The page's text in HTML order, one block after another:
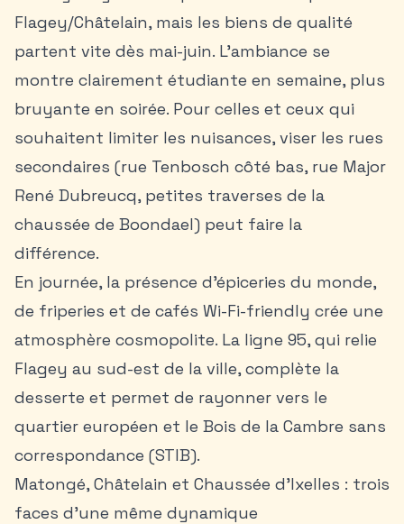
Flagey/Châtelain, mais les biens de qualité
partent vite dès mai-juin. L’ambiance se
montre clairement étudiante en semaine, plus
bruyante en soirée. Pour celles et ceux qui
souhaitent limiter les nuisances, viser les rues
secondaires (rue Tenbosch côté bas, rue Major
René Dubreucq, petites traverses de la
chaussée de Boondael) peut faire la
différence.
En journée, la présence d’épiceries du monde,
de friperies et de cafés Wi-Fi-friendly crée une
atmosphère cosmopolite. La ligne 95, qui relie
Flagey au sud-est de la ville, complète la
desserte et permet de rayonner vers le
quartier européen et le Bois de la Cambre sans
correspondance (STIB).
Matongé, Châtelain et Chaussée d’Ixelles : trois
faces d’une même dynamique